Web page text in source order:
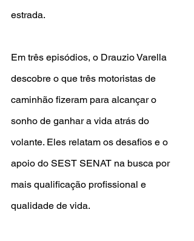
estrada.
Em três episódios, o Drauzio Varella
descobre o que três motoristas de
caminhão fizeram para alcançar o
sonho de ganhar a vida atrás do
volante. Eles relatam os desafios e o
apoio do SEST SENAT na busca por
mais qualificação profissional e
qualidade de vida.